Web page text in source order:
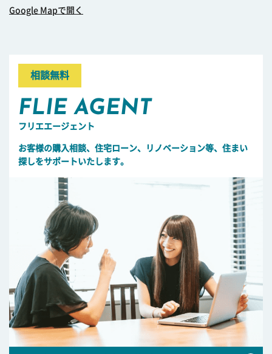
Google Mapで開く
相談無料
FLIE AGENT
フリエエージェント
お客様の購入相談、住宅ローン、リノベーション等、住まい
探しをサポートいたします。